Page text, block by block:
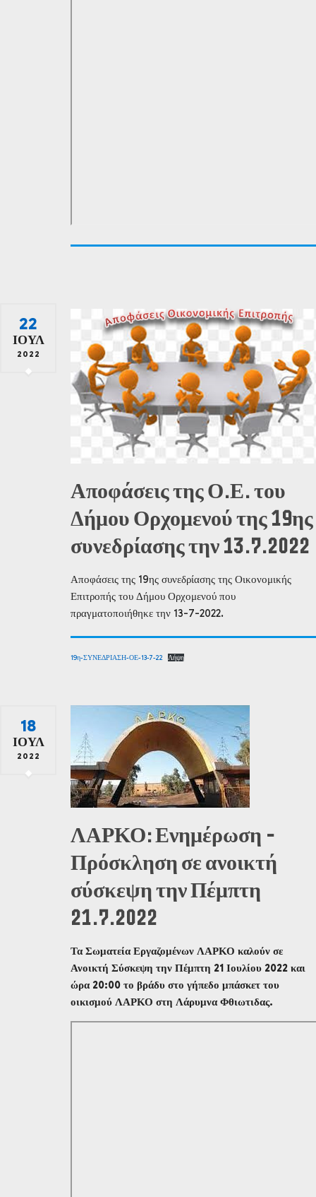
22
ΙΟΎΛ
2022
Αποφάσεις της Ο.Ε. του
Δήμου Ορχομενού της 19ης
συνεδρίασης την 13.7.2022
Αποφάσεις της 19ης συνεδρίασης της Οικονομικής
Επιτροπής του Δήμου Ορχομενού που
πραγματοποιήθηκε την 13-7-2022.
19η-ΣΥΝΕΔΡΙΑΣΗ-ΟΕ-13-7-22 Λήψη
18
ΙΟΎΛ
2022
ΛΑΡΚΟ: Ενημέρωση –
Πρόσκληση σε ανοικτή
σύσκεψη την Πέμπτη
21.7.2022
Τα Σωματεία Εργαζομένων ΛΑΡΚΟ καλούν σε
Ανοικτή Σύσκεψη την Πέμπτη 21 Ιουλίου 2022 και
ώρα 20:00 το βράδυ στο γήπεδο μπάσκετ του
οικισμού ΛΑΡΚΟ στη Λάρυμνα Φθιωτιδας.